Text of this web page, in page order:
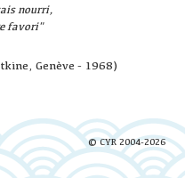
nourri,
favori"
Genève - 1968)
© CYR 2004-2026